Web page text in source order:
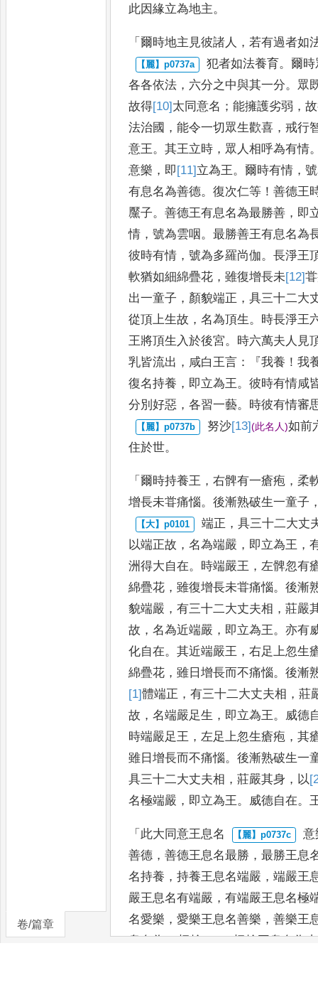
卷/篇章
此因緣立為地主。
「爾時地主見彼諸人 ，若有過者如
犯者如法養育。爾
各各依法 ， 六分之中與其一分。 眾
故得[10] 太 同意名 ；能擁護劣弱 ，
法治國 ，能令一切眾生歡喜 ，戒行
意王。其王立時 ， 眾人相呼為有情
意樂 ， 即 [11] 立為王。爾時有情 ，
有息名為善德。復次仁等 ！善德王
黶子。善德王有息名為最勝善 ， 即
情 ，號為雲咽 。最勝善王有息名為
彼時有情 ，號為多羅尚伽。長淨王
軟猶如細綿疊花 ，雖復增長未[12]甞
出一童子 ， 顏貌端正 ，具三十二大
從頂上生故 ，名為頂生。 時長淨王
王將頂生入於後宮。 時六萬夫人見
乳皆流出 ， 咸白王言 ：『我養 ！我
復名持養 ， 即立為王。彼時有情咸
分別好惡 ，各習一藝。 時彼有情審
努沙[13](此名人)如前
住於世。
「爾時持養王 ，右髀有一瘡疱 ，柔
增長未甞痛惱。後漸熟破生一童子
端正 ，具三十二大丈
以端正故 ，名為端嚴 ， 即立為王 ，
洲得大自在。 時端嚴王 ，左髀忽有
綿疊花 ，雖復增長未甞痛惱。後漸
貌端嚴 ，有三十二大丈夫相 ，莊嚴
故 ，名為近端嚴 ， 即立為王。亦有
化自在。其近端嚴王 ，右足上忽生
綿疊花 ，雖 日增長而不痛惱。後漸
[1]體端正 ，有三十二大丈夫相 ，莊
故 ，名端嚴足生 ， 即立為王。 威德
時端嚴足王 ，左足上忽生瘡疱 ，其
雖日增長而不痛惱。後漸熟破生一
具三十二大丈夫相 ，莊嚴其身 ， 以
名極端嚴 ， 即立為王。 威德自在。
「 此大同意王息名
意
善德 ，善德王息名最勝 ，最勝王息
名持養 ，持養王息名端嚴 ，端嚴王
嚴王息名有端嚴 ，有端嚴王息名極
名愛樂 ，愛樂王息名善樂 ，善樂王
息名為[3]極捨，[＊]極捨王息名為